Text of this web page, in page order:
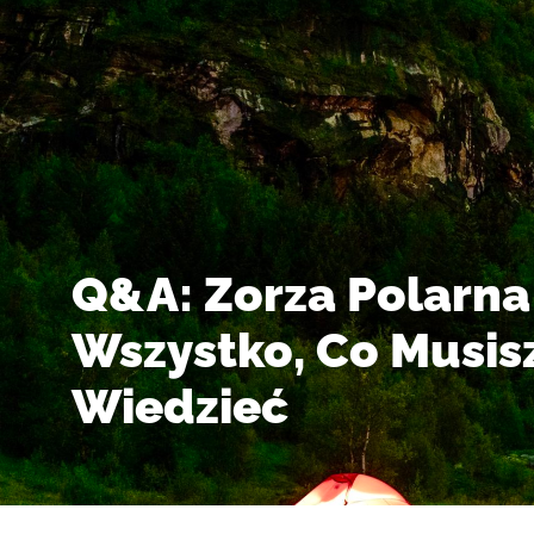
Q&A: Zorza
Wszystko, Co
Wiedzieć